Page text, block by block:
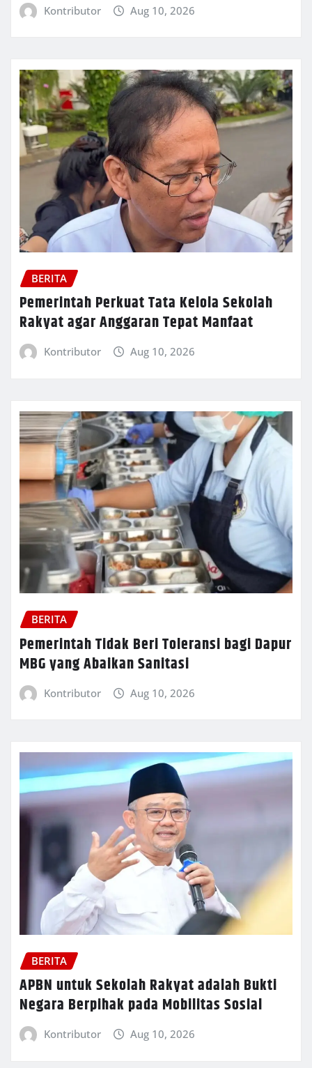
Kontributor Aug 10, 2026
BERITA
Pemerintah Perkuat Tata Kelola Sekolah
Rakyat agar Anggaran Tepat Manfaat
Kontributor Aug 10, 2026
BERITA
Pemerintah Tidak Beri Toleransi bagi Dapur
MBG yang Abaikan Sanitasi
Kontributor Aug 10, 2026
BERITA
APBN untuk Sekolah Rakyat adalah Bukti
Negara Berpihak pada Mobilitas Sosial
Kontributor Aug 10, 2026